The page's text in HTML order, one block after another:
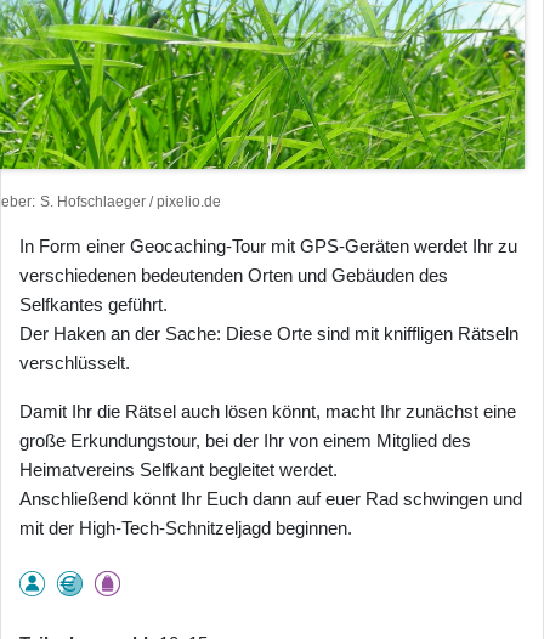
S. Hofschlaeger / pixelio.de
In Form einer Geocaching-Tour mit GPS-Geräten werdet Ihr zu
verschiedenen bedeutenden Orten und Gebäuden des
Selfkantes geführt.
Der Haken an der Sache: Diese Orte sind mit kniffligen Rätseln
verschlüsselt.
Damit Ihr die Rätsel auch lösen könnt, macht Ihr zunächst eine
große Erkundungstour, bei der Ihr von einem Mitglied des
Heimatvereins Selfkant begleitet werdet.
Anschließend könnt Ihr Euch dann auf euer Rad schwingen und
mit der High-Tech-Schnitzeljagd beginnen.